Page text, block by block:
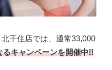
千住店では、通常33,000
るキャンペーンを開催中!!